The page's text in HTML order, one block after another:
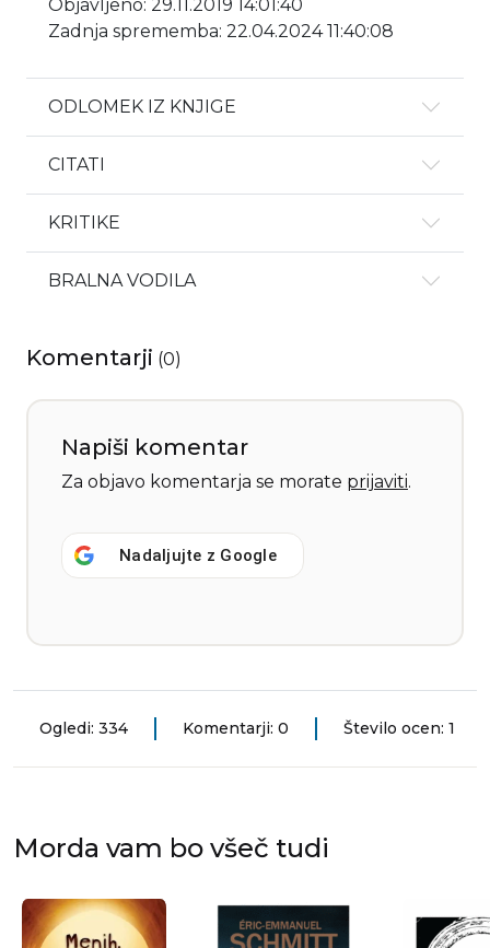
Objavljeno: 29.11.2019 14:01:40
Zadnja sprememba: 22.04.2024 11:40:08
ODLOMEK IZ KNJIGE
CITATI
KRITIKE
BRALNA VODILA
Komentarji (0)
Napiši komentar
Za objavo komentarja se morate prijaviti.
Nadaljujte z Google
Ogledi: 334 Komentarji: 0 Število ocen: 1
Morda vam bo všeč tudi